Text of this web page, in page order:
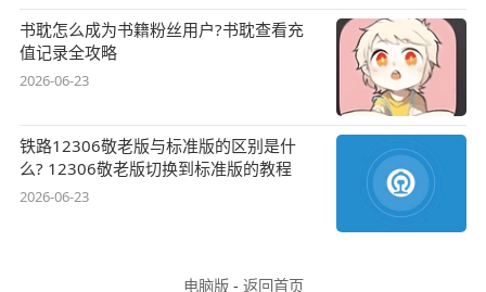
书耽怎么成为书籍粉丝用户?书耽查看充
值记录全攻略
2026-06-23
铁路12306敬老版与标准版的区别是什
么? 12306敬老版切换到标准版的教程
2026-06-23
电脑版- 返回首页